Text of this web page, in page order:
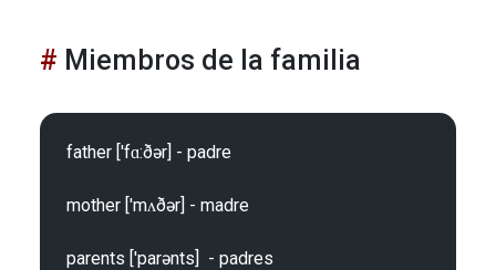
Miembros de la familia
father ['fɑ:ðər] - padre
mother ['mʌðər] - madre
parents ['parənts]  - padres